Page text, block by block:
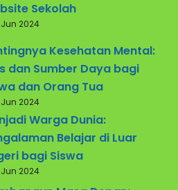
Sekolah
2024
Kesehatan Mental:
dan Sumber Daya bagi
dan Orang Tua
2024
Warga Dunia:
Belajar di Luar
bagi Siswa
2024